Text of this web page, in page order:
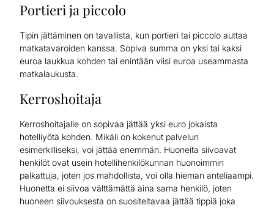
Portieri ja piccolo
Tipin jättäminen on tavallista, kun portieri tai piccolo auttaa
matkatavaroiden kanssa. Sopiva summa on yksi tai kaksi
euroa laukkua kohden tai enintään viisi euroa useammasta
matkalaukusta.
Kerroshoitaja
Kerroshoitajalle on sopivaa jättää yksi euro jokaista
hotelliyötä kohden. Mikäli on kokenut palvelun
esimerkilliseksi, voi jättää enemmän. Huoneita siivoavat
henkilöt ovat usein hotellihenkilökunnan huonoimmin
palkattuja, joten jos mahdollista, voi olla hieman anteliaampi.
Huonetta ei siivoa välttämättä aina sama henkilö, joten
huoneen siivouksesta on suositeltavaa jättää tippiä joka